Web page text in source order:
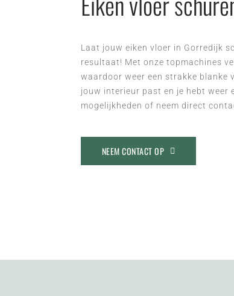
Laat jouw eiken vloer in Gorredijk
resultaat! Met onze topmachines
waardoor weer een strakke blanke
jouw interieur past en je hebt weer
mogelijkheden of neem direct
NEEM CONTACT OP